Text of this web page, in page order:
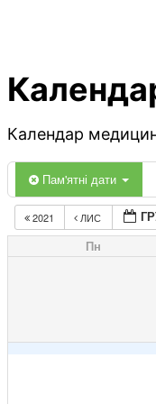
Календар
Пам'ятні дати
2021 ЛИС
Пн